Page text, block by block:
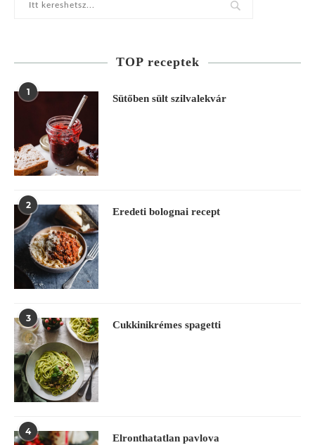
TOP receptek
1
Sütőben sült szilvalekvár
2
Eredeti bolognai recept
3
Cukkinikrémes spagetti
4
Elronthatatlan pavlova